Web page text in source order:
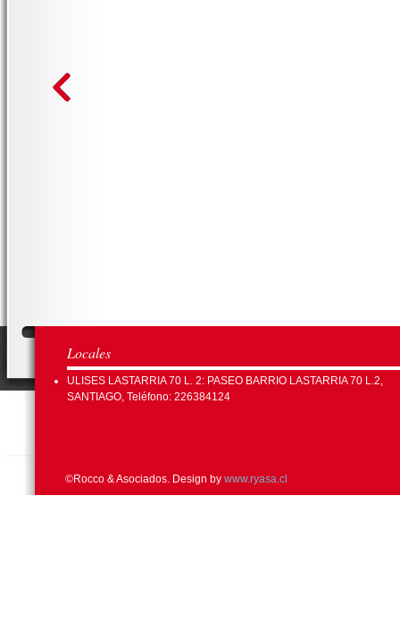
Locales
ULISES LASTARRIA 70 L. 2: PASEO BARRIO LASTARRIA 70 L.2,
SANTIAGO, Teléfono: 226384124
©Rocco & Asociados. Design by www.ryasa.cl